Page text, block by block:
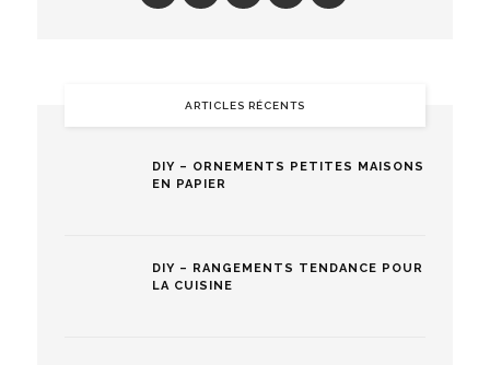
ARTICLES RÉCENTS
DIY – ORNEMENTS PETITES MAISONS
EN PAPIER
DIY – RANGEMENTS TENDANCE POUR
LA CUISINE